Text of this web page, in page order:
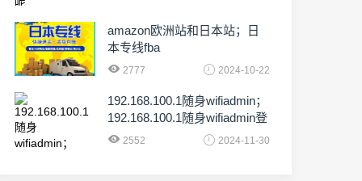
amazon欧洲站和日本站；日
本专线fba
2777 2024-10-22
192.168.100.1随身wifiadmin；
192.168.100.1随身wifiadmin登
录器2552 2024-11-30